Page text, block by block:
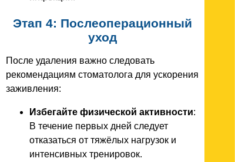
Этап 4: Послеоперационный
уход
После удаления важно следовать
рекомендациям стоматолога для ускорения
заживления:
Избегайте физической активности:
В течение первых дней следует
отказаться от тяжёлых нагрузок и
интенсивных тренировок.